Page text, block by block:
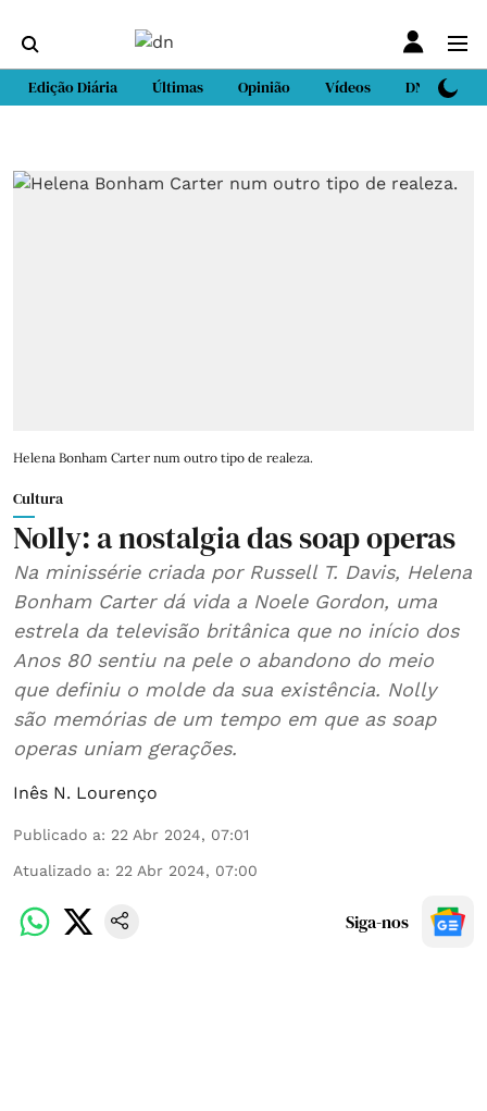
Edição Diária Últimas Opinião Vídeos DN Sport
Helena Bonham Carter num outro tipo de realeza.
Cultura
Nolly: a nostalgia das soap operas
Na minissérie criada por Russell T. Davis, Helena
Bonham Carter dá vida a Noele Gordon, uma
estrela da televisão britânica que no início dos
Anos 80 sentiu na pele o abandono do meio
que definiu o molde da sua existência. Nolly
são memórias de um tempo em que as soap
operas uniam gerações.
Inês N. Lourenço
Publicado a: 22 Abr 2024, 07:01
Atualizado a: 22 Abr 2024, 07:00
Siga-nos